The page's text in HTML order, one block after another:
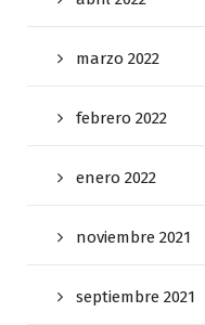
marzo 2022
febrero 2022
enero 2022
noviembre 2021
septiembre 2021